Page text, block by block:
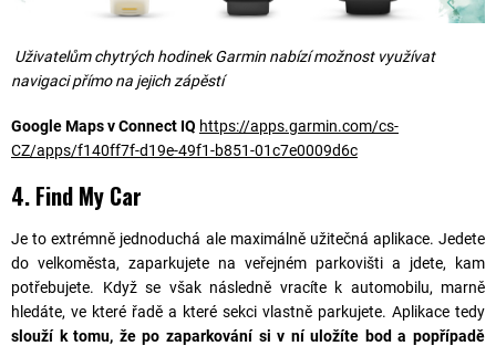
Uživatelům chytrých hodinek Garmin nabízí možnost využívat
navigaci přímo na jejich zápěstí
Google Maps v Connect IQ https://apps.garmin.com/cs-
CZ/apps/f140ff7f-d19e-49f1-b851-01c7e0009d6c
4. Find My Car
Je to extrémně jednoduchá ale maximálně užitečná aplikace. Jedete
do velkoměsta, zaparkujete na veřejném parkovišti a jdete, kam
potřebujete. Když se však následně vracíte k automobilu, marně
hledáte, ve které řadě a které sekci vlastně parkujete. Aplikace tedy
slouží k tomu, že po zaparkování si v ní uložíte bod a popřípadě